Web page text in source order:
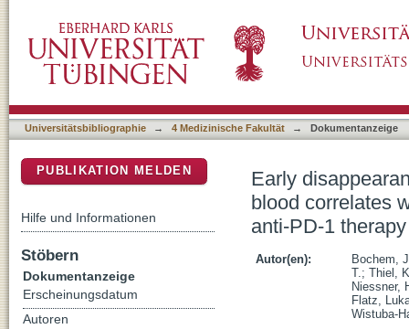
superior clinical outcomes in melanoma
Universitätsbibliographie → 4 Medizinische Fakultät → Dokumentanzeige
Early
blood correlates
anti-PD-1 therapy
Autor(en):
Bochem,
T.; Thiel,
Niessner,
Flatz,
Wistuba-
PUBLIKATION MELDEN
Hilfe und Informationen
Stöbern
Dokumentanzeige
Erscheinungsdatum
Autoren